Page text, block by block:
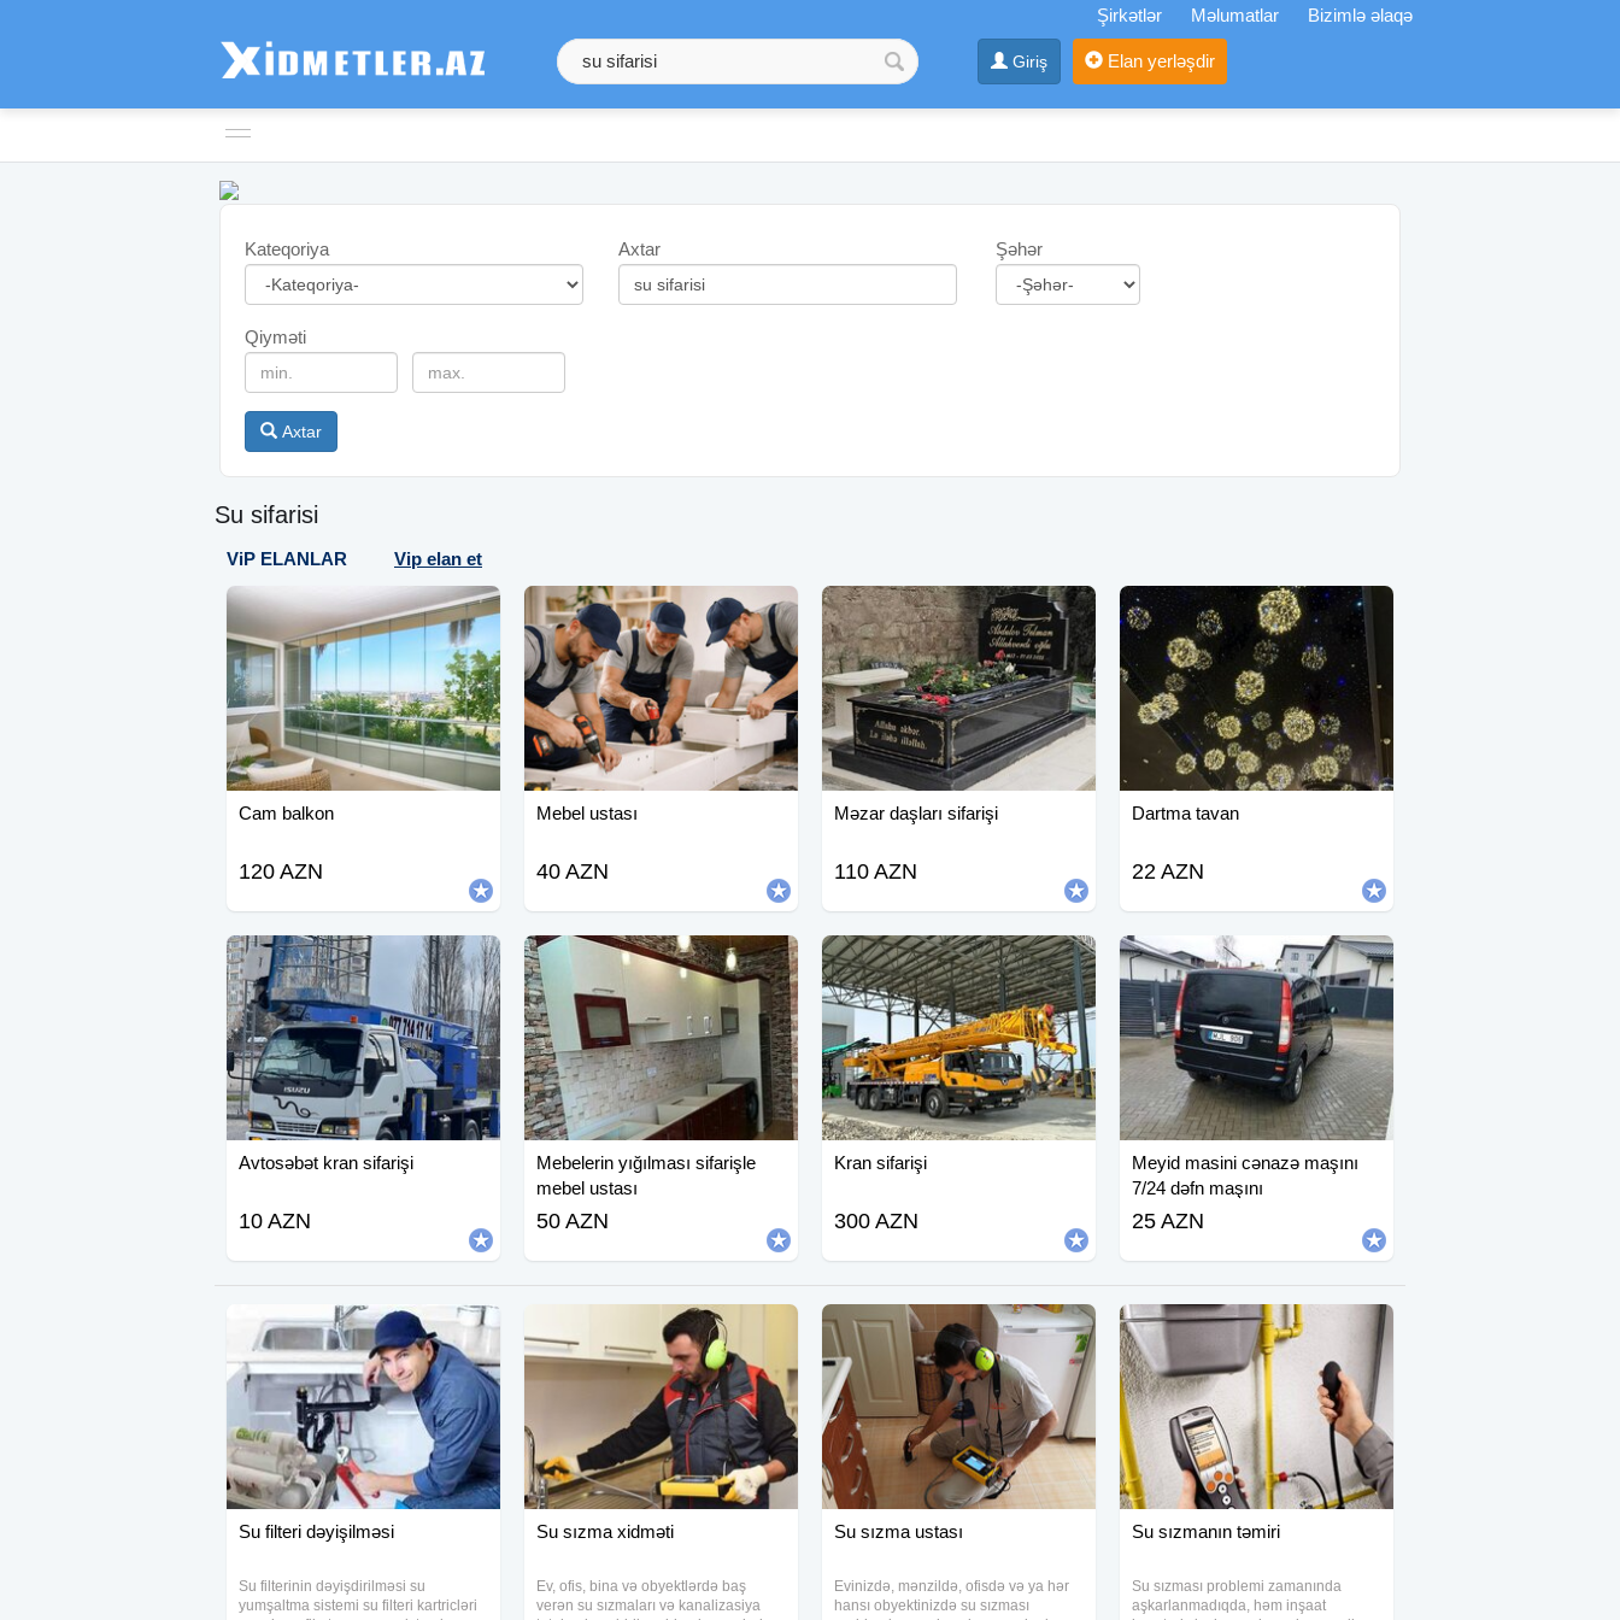
Şirkətlər Məlumatlar Bizimlə əlaqə
Giriş Elan yerləşdir
Kateqoriya Axtar Şəhər
Qiyməti
Axtar
Su sifarisi
ViP ELANLAR Vip elan et
Cam balkon
120 AZN
Mebel ustası
40 AZN
Məzar daşları sifarişi
110 AZN
Dartma tavan
22 AZN
Avtosəbət kran sifarişi
10 AZN
Mebelerin yığılması sifarişle
mebel ustası
50 AZN
Kran sifarişi
300 AZN
Meyid masini cənazə maşını
7/24 dəfn maşını
25 AZN
Su filteri dəyişilməsi
Su filterinin dəyişdirilməsi su
yumşaltma sistemi su filteri kartricləri
Su sızma xidməti
Ev, ofis, bina və obyektlərdə baş
verən su sızmaları və kanalizasiya
Su sızma ustası
Evinizdə, mənzildə, ofisdə və ya hər
hansı obyektinizdə su sızması
Su sızmanın təmiri
Su sızması problemi zamanında
aşkarlanmadıqda, həm inşaat